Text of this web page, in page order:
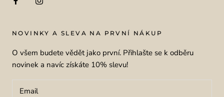
NOVINKY A SLEVA NA PRVNÍ NÁKUP
O všem budete vědět jako první. Přihlašte se k odběru
novinek a navíc získáte 10% slevu!